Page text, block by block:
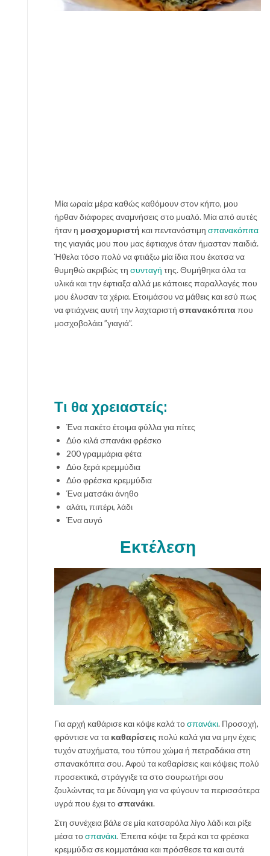
Μία ωραία μέρα καθώς καθόμουν στον κήπο, μου
ήρθαν διάφορες αναμνήσεις στο μυαλό. Μία από αυτές
ήταν η μοσχομυριστή και πεντανόστιμη σπανακόπιτα
της γιαγιάς μου που μας έφτιαχνε όταν ήμασταν παιδιά.
Ήθελα τόσο πολύ να φτιάξω μία ίδια που έκατσα να
θυμηθώ ακριβώς τη συνταγή της. Θυμήθηκα όλα τα
υλικά και την έφτιαξα αλλά με κάποιες παραλλαγές που
μου έλυσαν τα χέρια. Ετοιμάσου να μάθεις και εσύ πως
να φτιάχνεις αυτή την λαχταριστή σπανακόπιταπου
μοσχοβολάει ”γιαγιά”.
Τι θα χρειαστείς:
Ένα πακέτο έτοιμα φύλλα για πίτες
Δύο κιλά σπανάκι φρέσκο
200 γραμμάρια φέτα
Δύο ξερά κρεμμύδια
Δύο φρέσκα κρεμμύδια
Ένα ματσάκι άνηθο
αλάτι, πιπέρι, λάδι
Ένα αυγό
Εκτέλεση
Για αρχή καθάρισε και κόψε καλά τοσπανάκι. Προσοχή,
φρόντισε να τα καθαρίσειςπολύ καλά για να μην έχεις
τυχόν ατυχήματα, του τύπου χώμα ή πετραδάκια στη
σπανακόπιτα σου. Αφού τα καθαρίσεις και κόψεις πολύ
προσεκτικά, στράγγιξε τα στο σουρωτήρι σου
ζουλώντας τα με δύναμη για να φύγουν τα περισσότερα
υγρά που έχει τοσπανάκι.
Στη συνέχεια βάλε σε μία κατσαρόλα λίγο λάδι και ρίξε
μέσα τοσπανάκι. Έπειτα κόψε τα ξερά και τα φρέσκα
κρεμμύδια σε κομματάκια και πρόσθεσε τα και αυτά